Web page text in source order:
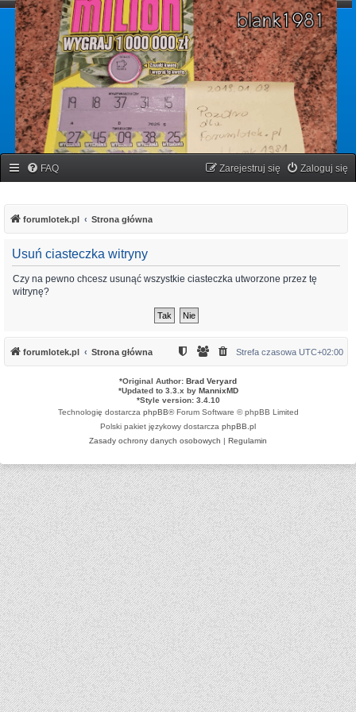
forumlotek.pl
Forum gier liczbowych
FAQ Zaloguj się
Zarejestruj się
forumlotek.pl Strona główna
Usuń ciasteczka witryny
Czy na pewno chcesz usunąć wszystkie ciasteczka utworzone przez tę
witrynę?
forumlotek.pl Strona główna Strefa czasowa UTC+02:00
*Original Author: Brad Veryard
*Updated to 3.3.x by MannixMD
*Style version: 3.4.10
Technologię dostarcza phpBB® Forum Software © phpBB Limited
Polski pakiet językowy dostarcza phpBB.pl
Zasady ochrony danych osobowych | Regulamin